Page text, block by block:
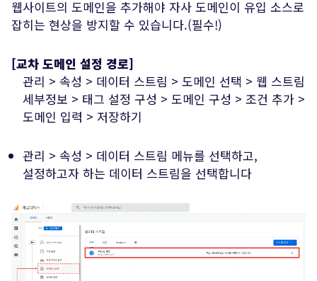
웹사이트의 도메인을 추가해야 자사 도메인이 유입 소스로
잡히는 현상을 방지할 수 있습니다.(필수!)
[교차 도메인 설정 경로]
관리 > 속성 > 데이터 스트림 > 도메인 선택 > 웹 스트림
세부정보 > 태그 설정 구성 > 도메인 구성 > 조건 추가 >
도메인 입력 > 저장하기
관리 > 속성 > 데이터 스트림 메뉴를 선택하고,
설정하고자 하는 데이터 스트림을 선택합니다